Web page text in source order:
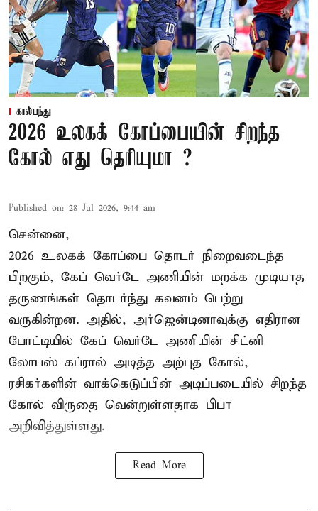
கால்பந்து
2026 உலகக் கோப்பையின் சிறந்த
கோல் எது தெரியுமா ?
Published on: 28 Jul 2026, 9:44 am
சென்னை,
2026 உலகக் கோப்பை தொடர் நிறைவடைந்த
பிறகும், கேப் வெர்டே அணியின் மறக்க முடியாத
தருணங்கள் தொடர்ந்து கவனம் பெற்று
வருகின்றன. அதில், அர்ஜென்டினாவுக்கு எதிரான
போட்டியில் கேப் வெர்டே அணியின் சிட்னி
லோபஸ் கப்ரால் அடித்த அற்புத கோல்,
ரசிகர்களின் வாக்கெடுப்பின் அடிப்படையில் சிறந்த
கோல் விருதை வென்றுள்ளதாக பிபா
அறிவித்துள்ளது.
Read More